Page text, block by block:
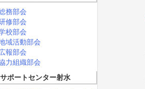
務部会
修部会
校部会
域活動部会
報部会
力組織部会
サポートセンター射水